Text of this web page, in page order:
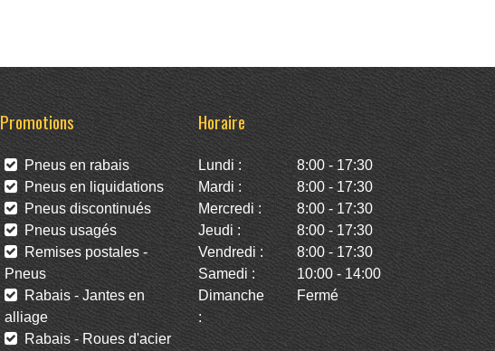
Promotions
Pneus en rabais
Pneus en liquidations
Pneus discontinués
Pneus usagés
Remises postales -
Pneus
Rabais - Jantes en
alliage
Rabais - Roues d'acier
Horaire
Lundi :
8:00 - 17:30
Mardi :
8:00 - 17:30
Mercredi :
8:00 - 17:30
Jeudi :
8:00 - 17:30
Vendredi :
8:00 - 17:30
Samedi :
10:00 - 14:00
Dimanche
:
Fermé